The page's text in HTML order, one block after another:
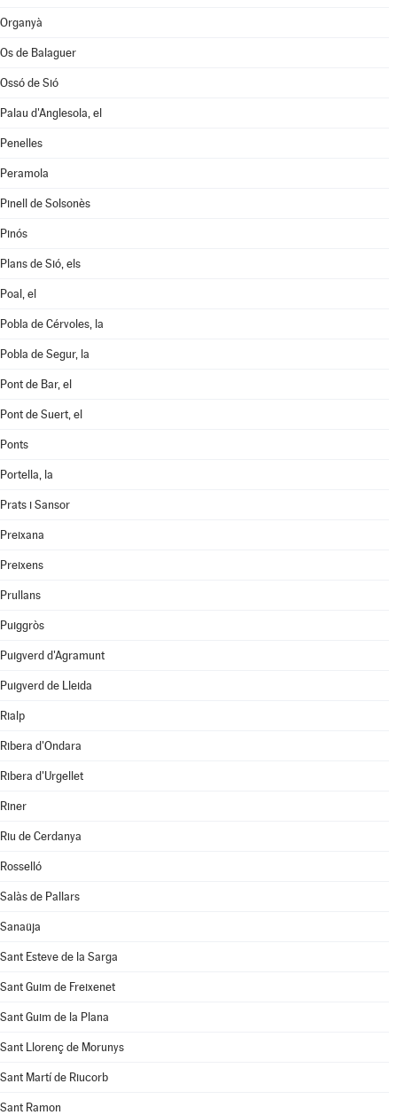
Organyà
Os de Balaguer
Ossó de Sió
Palau d'Anglesola, el
Penelles
Peramola
Pinell de Solsonès
Pinós
Plans de Sió, els
Poal, el
Pobla de Cérvoles, la
Pobla de Segur, la
Pont de Bar, el
Pont de Suert, el
Ponts
Portella, la
Prats i Sansor
Preixana
Preixens
Prullans
Puiggròs
Puigverd d'Agramunt
Puigverd de Lleida
Rialp
Ribera d'Ondara
Ribera d'Urgellet
Riner
Riu de Cerdanya
Rosselló
Salàs de Pallars
Sanaüja
Sant Esteve de la Sarga
Sant Guim de Freixenet
Sant Guim de la Plana
Sant Llorenç de Morunys
Sant Martí de Riucorb
Sant Ramon